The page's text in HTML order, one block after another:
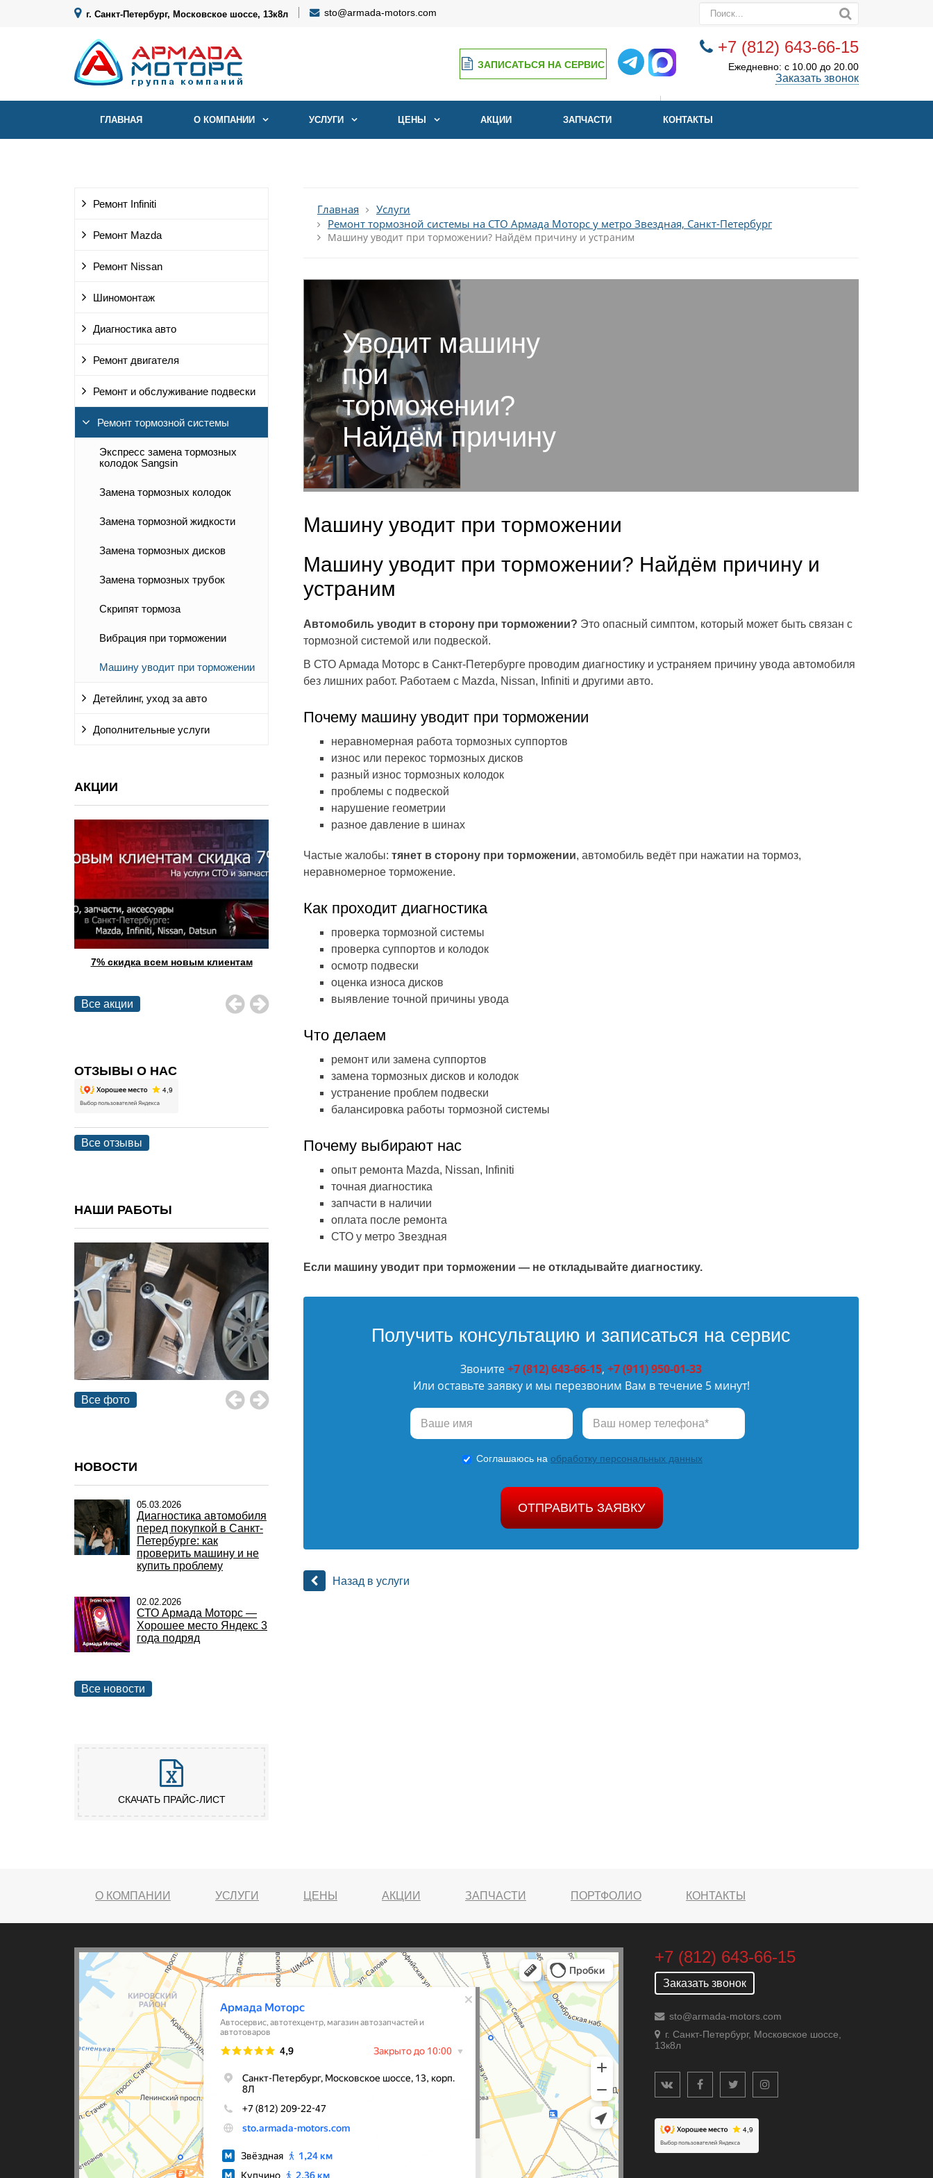
г. Санкт-Петербург, Московское шоссе, 13к8л sto@armada-motors.com
+7 (812) 643-66-15
Ежедневно: с 10.00 до 20.00
Заказать звонок
ЗАПИСАТЬСЯ НА СЕРВИС
авто с 2007 года
ГЛАВНАЯ О КОМПАНИИ УСЛУГИ ЦЕНЫ АКЦИИ ЗАПЧАСТИ КОНТАКТЫ
Ремонт Infiniti
Ремонт Mazda
Ремонт Nissan
Шиномонтаж
Диагностика авто
Ремонт двигателя
Ремонт и обслуживание подвески
Ремонт тормозной системы
Экспресс замена тормозных
колодок Sangsin
Замена тормозных колодок
Замена тормозной жидкости
Замена тормозных дисков
Замена тормозных трубок
Скрипят тормоза
Вибрация при торможении
Машину уводит при торможении
Детейлинг, уход за авто
Дополнительные услуги
АКЦИИ
7% скидка всем новым клиентам
При проведении ТО - литр масла
за наш счет
Все акции
ОТЗЫВЫ О НАС
Все отзывы
НАШИ РАБОТЫ
Все фото
НОВОСТИ
05.03.2026
Диагностика автомобиля
перед покупкой в Санкт-
Петербурге: как
проверить машину и не
купить проблему
02.02.2026
СТО Армада Моторс —
Хорошее место Яндекс 3
года подряд
Все новости
СКАЧАТЬ ПРАЙС-ЛИСТ
Главная
Услуги
Ремонт тормозной системы на СТО Армада Моторс у метро Звездная, Санкт-Петербург
Машину уводит при торможении? Найдём причину и устраним
Уводит машину
при
торможении?
Найдём причину
Машину уводит при торможении
Машину уводит при торможении? Найдём причину и
устраним
Автомобиль уводит в сторону при торможении? Это опасный симптом, который может быть связан с
тормозной системой или подвеской.
В СТО Армада Моторс в Санкт-Петербурге проводим диагностику и устраняем причину увода автомобиля
без лишних работ. Работаем с Mazda, Nissan, Infiniti и другими авто.
Почему машину уводит при торможении
неравномерная работа тормозных суппортов
износ или перекос тормозных дисков
разный износ тормозных колодок
проблемы с подвеской
нарушение геометрии
разное давление в шинах
Частые жалобы: тянет в сторону при торможении, автомобиль ведёт при нажатии на тормоз,
неравномерное торможение.
Как проходит диагностика
проверка тормозной системы
проверка суппортов и колодок
осмотр подвески
оценка износа дисков
выявление точной причины увода
Что делаем
ремонт или замена суппортов
замена тормозных дисков и колодок
устранение проблем подвески
балансировка работы тормозной системы
Почему выбирают нас
опыт ремонта Mazda, Nissan, Infiniti
точная диагностика
запчасти в наличии
оплата после ремонта
СТО у метро Звездная
Если машину уводит при торможении — не откладывайте диагностику.
Получить консультацию и записаться на сервис
Звоните+7 (812) 643-66-15, +7 (911) 950-01-33
Или оставьте заявку и мы перезвоним Вам в течение 5 минут!
Соглашаюсь на обработку персональных данных
ОТПРАВИТЬ ЗАЯВКУ
Назад в услуги
О КОМПАНИИ УСЛУГИ ЦЕНЫ АКЦИИ ЗАПЧАСТИ ПОРТФОЛИО КОНТАКТЫ
+7 (812) 643-66-15
Заказать звонок
sto@armada-motors.com
г. Санкт-Петербург, Московское шоссе,
13к8л